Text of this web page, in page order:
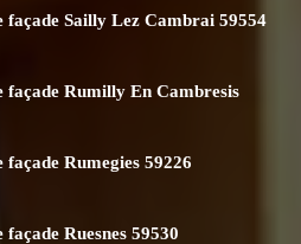
façade Sailly Lez Cambrai 59554
façade Rumilly En Cambresis
Rumegies 59226
Ruesnes 59530